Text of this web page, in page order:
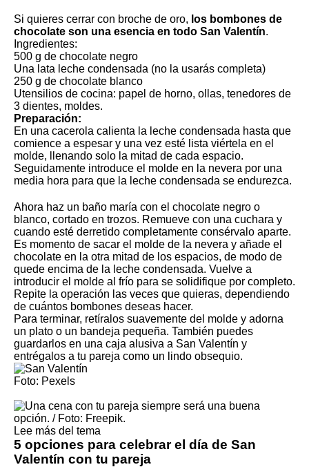
Si quieres cerrar con broche de oro, los bombones de
chocolate son una esencia en todo San Valentín.
Ingredientes:
500 g de chocolate negro
Una lata leche condensada (no la usarás completa)
250 g de chocolate blanco
Utensilios de cocina: papel de horno, ollas, tenedores de
3 dientes, moldes.
Preparación:
En una cacerola calienta la leche condensada hasta que
comience a espesar y una vez esté lista viértela en el
molde, llenando solo la mitad de cada espacio.
Seguidamente introduce el molde en la nevera por una
media hora para que la leche condensada se endurezca.
Ahora haz un baño maría con el chocolate negro o
blanco, cortado en trozos. Remueve con una cuchara y
cuando esté derretido completamente consérvalo aparte.
Es momento de sacar el molde de la nevera y añade el
chocolate en la otra mitad de los espacios, de modo de
quede encima de la leche condensada. Vuelve a
introducir el molde al frío para se solidifique por completo.
Repite la operación las veces que quieras, dependiendo
de cuántos bombones deseas hacer.
Para terminar, retíralos suavemente del molde y adorna
un plato o un bandeja pequeña. También puedes
guardarlos en una caja alusiva a San Valentín y
entrégalos a tu pareja como un lindo obsequio.
Foto: Pexels
Lee más del tema
5 opciones para celebrar el día de San
Valentín con tu pareja